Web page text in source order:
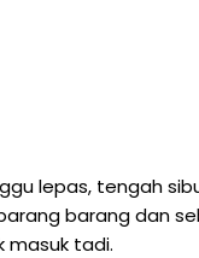
lepas, tengah
barang dan
masuk tadi.